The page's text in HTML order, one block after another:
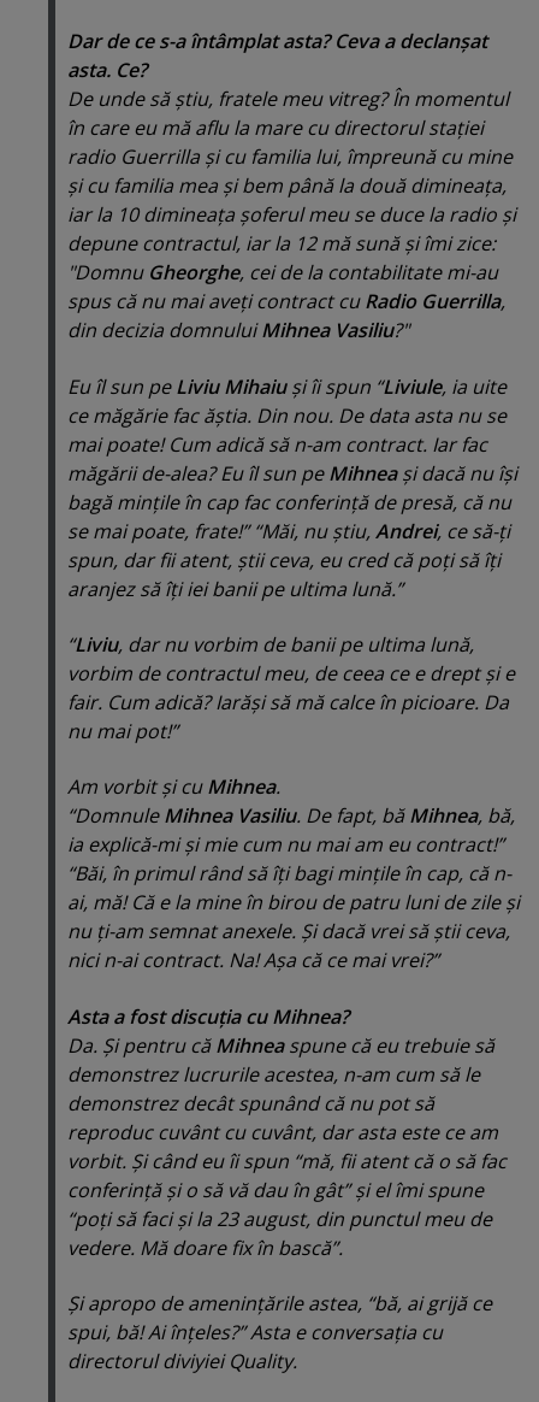
Dar de ce s-a întâmplat asta? Ceva a declanşat
asta. Ce?
De unde să ştiu, fratele meu vitreg? În momentul
în care eu mă aflu la mare cu directorul staţiei
radio Guerrilla şi cu familia lui, împreună cu mine
şi cu familia mea şi bem până la două dimineaţa,
iar la 10 dimineaţa şoferul meu se duce la radio şi
depune contractul, iar la 12 mă sună şi îmi zice:
"Domnu Gheorghe, cei de la contabilitate mi-au
spus că nu mai aveţi contract cuRadio Guerrilla,
din decizia domnuluiMihnea Vasiliu?"
Eu îl sun peLiviu Mihaiuşi îi spun “Liviule, ia uite
ce măgărie fac ăştia. Din nou. De data asta nu se
mai poate! Cum adică să n-am contract. Iar fac
măgării de-alea? Eu îl sun peMihneaşi dacă nu îşi
bagă minţile în cap fac conferinţă de presă, că nu
se mai poate, frate!” “Măi, nu ştiu,Andrei, ce să-ţi
spun, dar fii atent, ştii ceva, eu cred că poţi să îţi
aranjez să îţi iei banii pe ultima lună.”
“Liviu, dar nu vorbim de banii pe ultima lună,
vorbim de contractul meu, de ceea ce e drept şi e
fair. Cum adică? Iarăşi să mă calce în picioare. Da
nu mai pot!”
Am vorbit şi cuMihnea.
“DomnuleMihnea Vasiliu. De fapt, băMihnea, bă,
ia explică-mi şi mie cum nu mai am eu contract!”
“Băi, în primul rând să îţi bagi minţile în cap, că n-
ai, mă! Că e la mine în birou de patru luni de zile şi
nu ţi-am semnat anexele. Şi dacă vrei să ştii ceva,
nici n-ai contract. Na! Aşa că ce mai vrei?”
Asta a fost discuţia cu Mihnea?
Da. Şi pentru căMihneaspune că eu trebuie să
demonstrez lucrurile acestea, n-am cum să le
demonstrez decât spunând că nu pot să
reproduc cuvânt cu cuvânt, dar asta este ce am
vorbit. Şi când eu îi spun “mă, fii atent că o să fac
conferinţă şi o să vă dau în gât” şi el îmi spune
“poţi să faci şi la 23 august, din punctul meu de
vedere. Mă doare fix în bască”.
Şi apropo de ameninţările astea, “bă, ai grijă ce
spui, bă! Ai înţeles?” Asta e conversaţia cu
directorul diviyieiQuality.